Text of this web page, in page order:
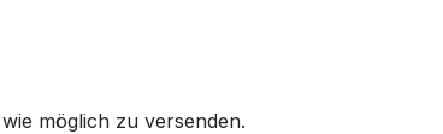
möglich zu versenden.